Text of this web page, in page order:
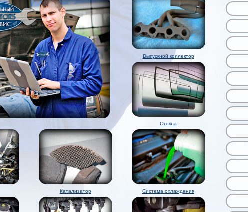
Выпускной коллектор
Стекла
Катализатор Система охлаждения